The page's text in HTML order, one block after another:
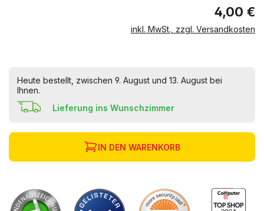
4,00 €
inkl. MwSt., zzgl. Versandkosten
Heute bestellt, zwischen 9. August und 13. August bei
Ihnen.
Lieferung ins Wunschzimmer
IN DEN WARENKORB